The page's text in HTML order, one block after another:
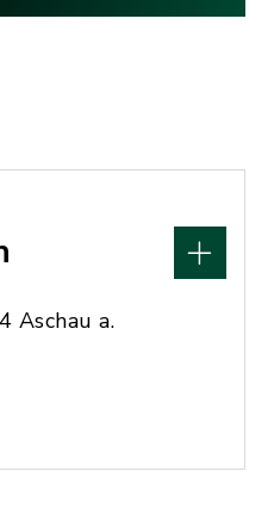
Aschau a.